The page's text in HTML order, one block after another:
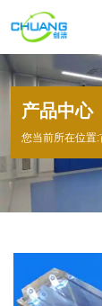
产品中心
您当前所在位置: